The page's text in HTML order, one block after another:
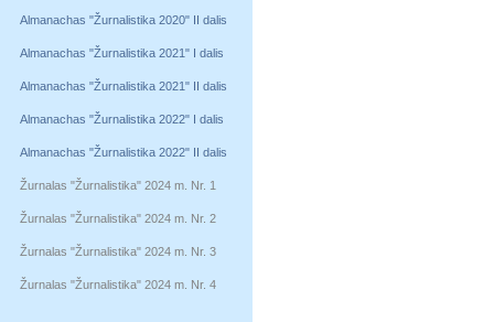
Almanachas "Žurnalistika 2020" II dalis
Almanachas "Žurnalistika 2021" I dalis
Almanachas "Žurnalistika 2021" II dalis
Almanachas "Žurnalistika 2022" I dalis
Almanachas "Žurnalistika 2022" II dalis
Žurnalas "Žurnalistika" 2024 m. Nr. 1
Žurnalas "Žurnalistika" 2024 m. Nr. 2
Žurnalas "Žurnalistika" 2024 m. Nr. 3
Žurnalas "Žurnalistika" 2024 m. Nr. 4